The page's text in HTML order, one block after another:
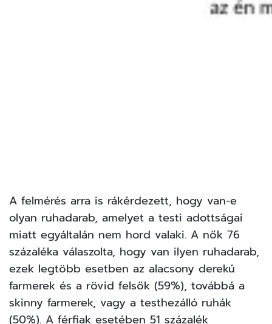
A felmérés arra is rákérdezett, hogy van-e
olyan ruhadarab, amelyet a testi adottságai
miatt egyáltalán nem hord valaki. A nők 76
százaléka válaszolta, hogy van ilyen ruhadarab,
ezek legtöbb esetben az alacsony derekú
farmerek és a rövid felsők (59%), továbbá a
skinny farmerek, vagy a testhezálló ruhák
(50%). A férfiak esetében 51 százalék